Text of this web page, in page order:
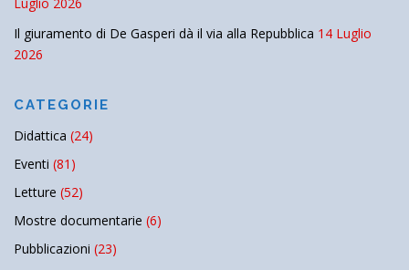
Il giuramento di De Gasperi dà il via alla Repubblica 14 Luglio
2026
CATEGORIE
Didattica (24)
Eventi (81)
Letture (52)
Mostre documentarie (6)
Pubblicazioni (23)